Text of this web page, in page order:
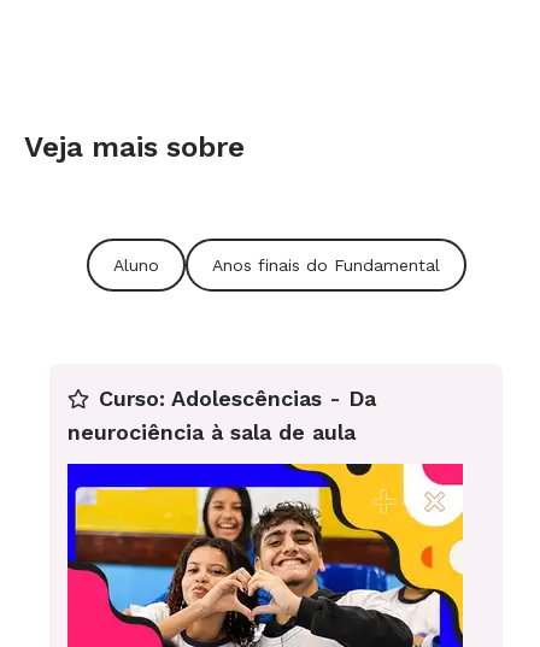
artistas gaúchos.
Veja mais sobre
Aluno Anos finais do Fundamental
Curso: Adolescências - Da
neurociência à sala de aula